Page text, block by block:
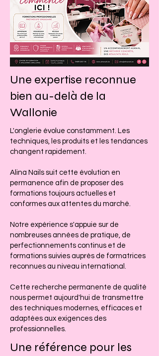
Une expertise reconnue
bien au-delà de la
Wallonie
L'onglerie évolue constamment. Les
techniques, les produits et les tendances
changent rapidement.
Alina Nails suit cette évolution en
permanence afin de proposer des
formations toujours actuelles et
conformes aux attentes du marché.
Notre expérience s'appuie sur de
nombreuses années de pratique, de
perfectionnements continus et de
formations suivies auprès de formatrices
reconnues au niveau international.
Cette recherche permanente de qualité
nous permet aujourd'hui de transmettre
des techniques modernes, efficaces et
adaptées aux exigences des
professionnelles.
Une référence pour les